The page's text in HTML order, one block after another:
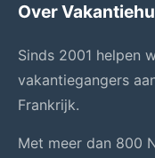
Over
Sinds 2001 helpen
vakantiegangers
Frankrijk.
Met meer dan 800